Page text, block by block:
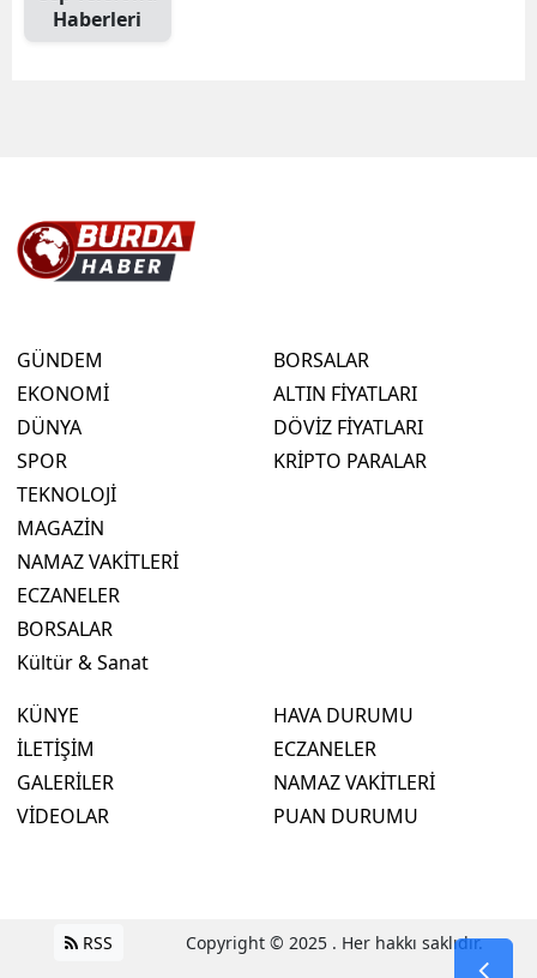
Haberleri
GÜNDEM
EKONOMİ
DÜNYA
SPOR
TEKNOLOJİ
MAGAZİN
NAMAZ VAKİTLERİ
ECZANELER
BORSALAR
Kültür & Sanat
BORSALAR
ALTIN FİYATLARI
DÖVİZ FİYATLARI
KRİPTO PARALAR
KÜNYE
İLETİŞİM
GALERİLER
VİDEOLAR
HAVA DURUMU
ECZANELER
NAMAZ VAKİTLERİ
PUAN DURUMU
RSS Copyright © 2025 . Her hakkı saklıdır.